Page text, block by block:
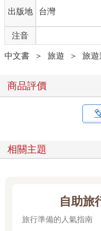
出版地 台灣
注音
中文書 ＞ 旅遊 ＞ 旅遊
商品評價
相關主題
自助旅
旅行準備的人氣指南